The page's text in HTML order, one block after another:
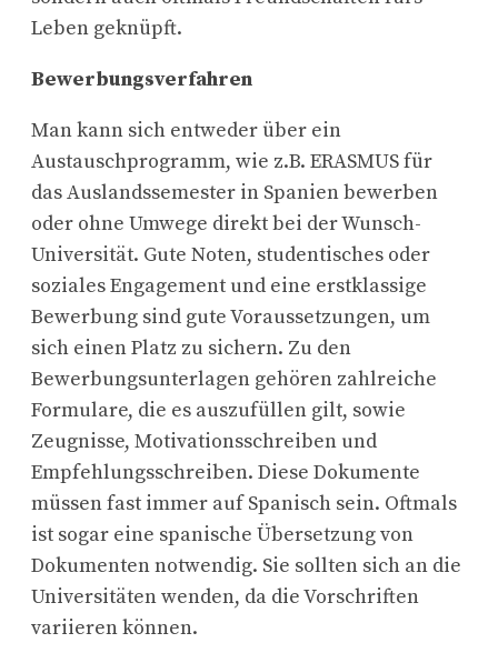
Leben geknüpft.
Bewerbungsverfahren
Man kann sich entweder über ein
Austauschprogramm, wie z.B. ERASMUS für
das Auslandssemester in Spanien bewerben
oder ohne Umwege direkt bei der Wunsch-
Universität. Gute Noten, studentisches oder
soziales Engagement und eine erstklassige
Bewerbung sind gute Voraussetzungen, um
sich einen Platz zu sichern. Zu den
Bewerbungsunterlagen gehören zahlreiche
Formulare, die es auszufüllen gilt, sowie
Zeugnisse, Motivationsschreiben und
Empfehlungsschreiben. Diese Dokumente
müssen fast immer auf Spanisch sein. Oftmals
ist sogar eine spanische Übersetzung von
Dokumenten notwendig. Sie sollten sich an die
Universitäten wenden, da die Vorschriften
variieren können.